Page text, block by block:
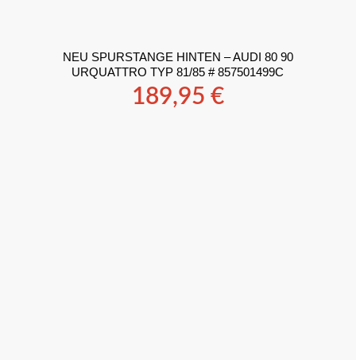
NEU SPURSTANGE HINTEN – AUDI 80 90
URQUATTRO TYP 81/85 # 857501499C
189,95 €